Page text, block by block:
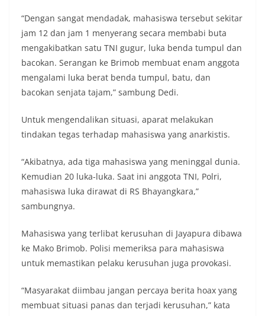
“Dengan sangat mendadak, mahasiswa tersebut sekitar
jam 12 dan jam 1 menyerang secara membabi buta
mengakibatkan satu TNI gugur, luka benda tumpul dan
bacokan. Serangan ke Brimob membuat enam anggota
mengalami luka berat benda tumpul, batu, dan
bacokan senjata tajam,” sambung Dedi.
Untuk mengendalikan situasi, aparat melakukan
tindakan tegas terhadap mahasiswa yang anarkistis.
“Akibatnya, ada tiga mahasiswa yang meninggal dunia.
Kemudian 20 luka-luka. Saat ini anggota TNI, Polri,
mahasiswa luka dirawat di RS Bhayangkara,”
sambungnya.
Mahasiswa yang terlibat kerusuhan di Jayapura dibawa
ke Mako Brimob. Polisi memeriksa para mahasiswa
untuk memastikan pelaku kerusuhan juga provokasi.
“Masyarakat diimbau jangan percaya berita hoax yang
membuat situasi panas dan terjadi kerusuhan,” kata